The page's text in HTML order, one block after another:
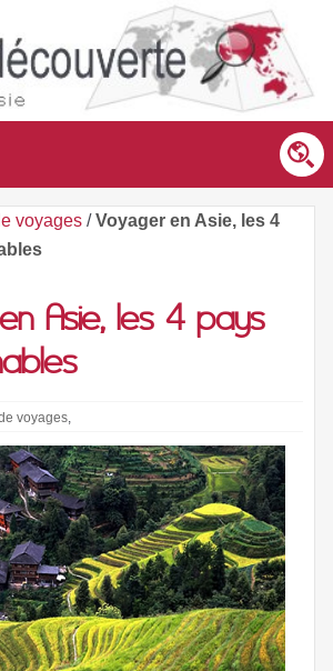
voyages /Voyager en Asie, les 4
Asie, les 4 pays
voyages,